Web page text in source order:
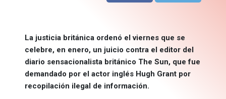
La justicia británica ordenó el viernes que se
celebre, en enero, un juicio contra el editor del
diario sensacionalista británico The Sun, que fue
demandado por el actor inglés Hugh Grant por
recopilación ilegal de información.